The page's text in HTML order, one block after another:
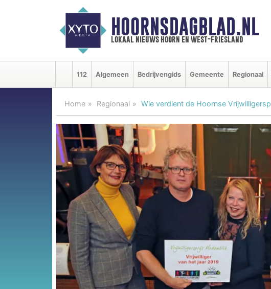
HOORNSDAGBLAD.NL
lokaal nieuws hoorn en west-friesland
112 Algemeen Bedrijvengids Gemeente Regionaal
Home Regionaal Wie verdient de Hoornse